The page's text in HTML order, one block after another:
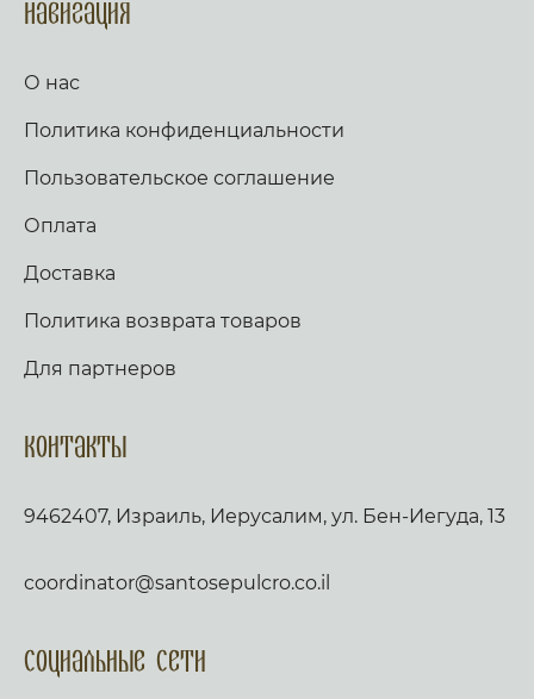
Навигация
О нас
Политика конфиденциальности
Пользовательское соглашение
Оплата
Доставка
Политика возврата товаров
Для партнеров
Контакты
9462407, Израиль, Иерусалим, ул. Бен-Иегуда, 13
coordinator@santosepulcro.co.il
Социальные сети